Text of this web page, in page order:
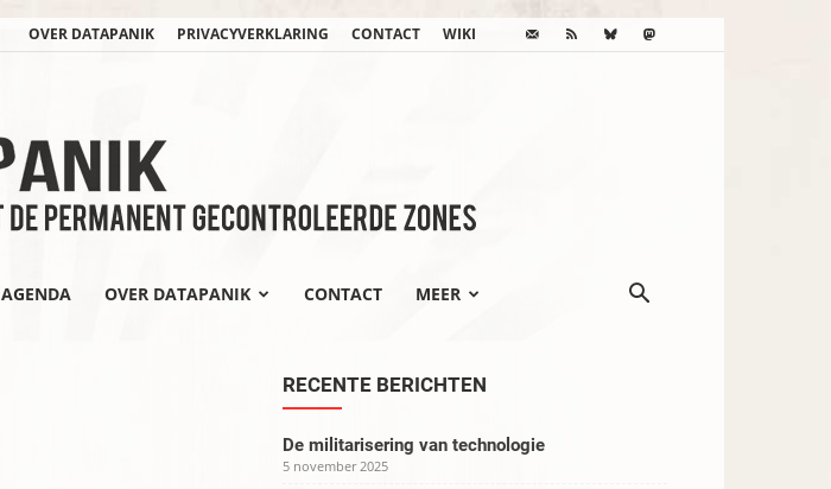
OVER DATAPANIK PRIVACYVERKLARING CONTACT WIKI
AGENDA OVER DATAPANIK CONTACT MEER
RECENTE BERICHTEN
De militarisering van technologie
5 november 2025